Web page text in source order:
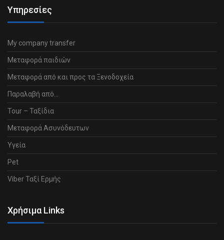
Υπηρεσίες
My company transfer
Μεταφορά παιδιών
Μεταφορά από και προς τα Ξενοδοχεία
Παραλαβή από…
Tour – Ταξίδια
Μεταφορά Ασυνόδευτων
Υγεία
Pet
Viber Ταξί Ερμής
Χρήσιμα Links